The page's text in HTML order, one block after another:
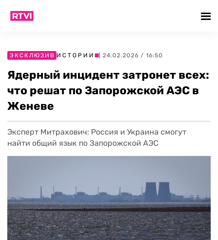
ЭКСКЛЮЗИВ ИСТОРИИ | 24.02.2026 / 16:50
Ядерный инцидент затронет всех:
что решат по Запорожской АЭС в
Женеве
Эксперт Митрахович: Россия и Украина смогут
найти общий язык по Запорожской АЭС